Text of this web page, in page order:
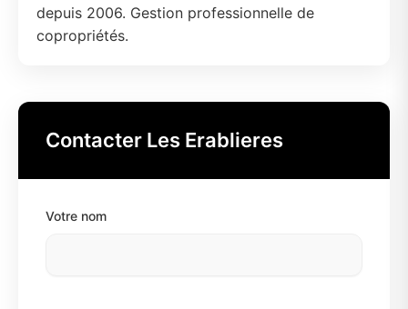
depuis 2006. Gestion professionnelle de
copropriétés.
Contacter Les Erablieres
Votre nom